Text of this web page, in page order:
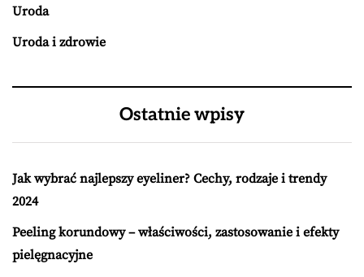
Uroda
Uroda i zdrowie
Ostatnie wpisy
Jak wybrać najlepszy eyeliner? Cechy, rodzaje i trendy
2024
Peeling korundowy – właściwości, zastosowanie i efekty
pielęgnacyjne